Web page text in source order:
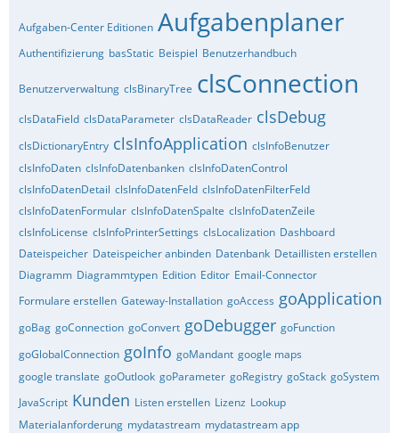
Aufgaben-Center Editionen Aufgabenplaner
Authentifizierung basStatic Beispiel Benutzerhandbuch
Benutzerverwaltung clsBinaryTree clsConnection
clsDataField clsDataParameter clsDataReader clsDebug
clsDictionaryEntry clsInfoApplication clsInfoBenutzer
clsInfoDaten clsInfoDatenbanken clsInfoDatenControl
clsInfoDatenDetail clsInfoDatenFeld clsInfoDatenFilterFeld
clsInfoDatenFormular clsInfoDatenSpalte clsInfoDatenZeile
clsInfoLicense clsInfoPrinterSettings clsLocalization Dashboard
Dateispeicher Dateispeicher anbinden Datenbank Detaillisten erstellen
Diagramm Diagrammtypen Edition Editor Email-Connector
Formulare erstellen Gateway-Installation goAccess goApplication
goBag goConnection goConvert goDebugger goFunction
goGlobalConnection goInfo goMandant google maps
google translate goOutlook goParameter goRegistry goStack goSystem
JavaScript Kunden Listen erstellen Lizenz Lookup
Materialanforderung mydatastream mydatastream app